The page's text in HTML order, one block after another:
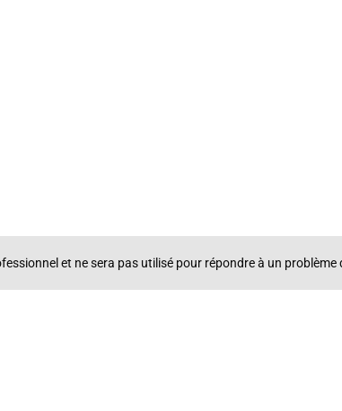
et ne sera pas utilisé pour répondre à un